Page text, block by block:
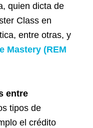
quien dicta de
Class en
entre otras, y
Mastery (REM
entre
tipos de
el crédito